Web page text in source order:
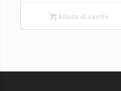
Añadir al carrito